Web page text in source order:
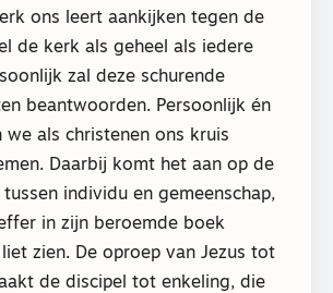
ons leert aankijken tegen de
de kerk als geheel als iedere
zal deze schurende
beantwoorden. Persoonlijk én
we als christenen ons kruis
Daarbij komt het aan op de
individu en gemeenschap,
in zijn beroemde boek
zien. De oproep van Jezus tot
de discipel tot enkeling, die